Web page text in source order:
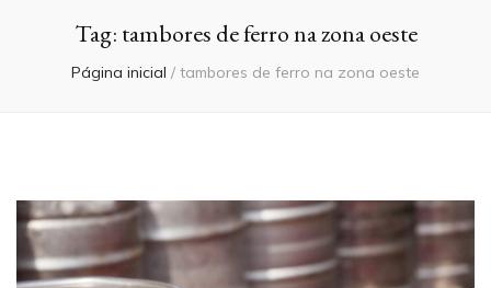
Tag: tambores de ferro na zona oeste
Página inicial / tambores de ferro na zona oeste